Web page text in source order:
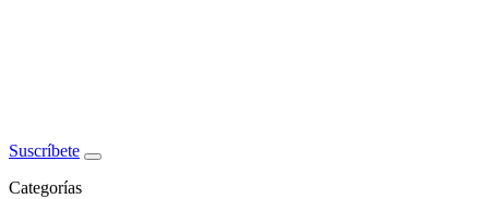
Suscríbete
Categorías